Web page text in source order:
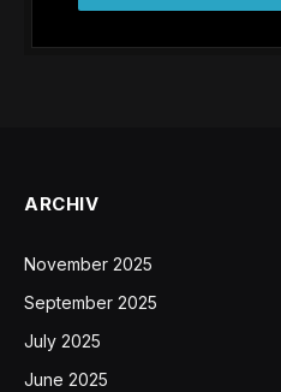
ARCHIV
November 2025
September 2025
July 2025
June 2025